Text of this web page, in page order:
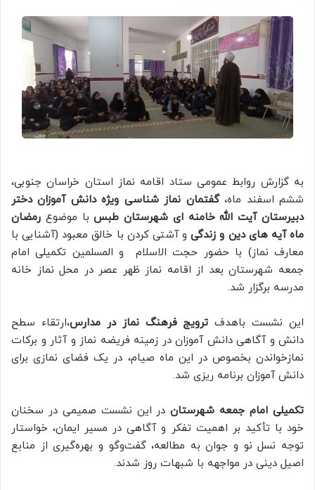
به گزارش روابط عمومی ستاد اقامه نماز استان خراسان جنوبی،
ششم اسفند ماه،گفتمان نماز شناسی ویژه دانش آموزان دختر
دبیرستان آیت الله خامنه ای شهرستان طبسبا موضوع رمضان
ماه آیه های دین و زندگیو آشتی کردن با خالق معبود (آشنایی با
معارف نماز) با حضور حجت الاسلام و المسلمین تکمیلی امام
جمعه شهرستان بعد از اقامه نماز ظهر عصر در محل نماز خانه
مدرسه برگزار شد.
این نشست باهدف ترویج فرهنگ نماز در مدارس،ارتقاء سطح
دانش و آگاهی دانش آموزان در زمینه فریضه نماز و آثار و برکات
نمازخواندن بخصوص در این ماه صیام، در یک فضای نمازی برای
دانش آموزان برنامه ریزی شد.
تکمیلی امام جمعه شهرستاندر این نشست صمیمی در سخنان
خود با تأکید بر اهمیت تفکر و آگاهی در مسیر ایمان، خواستار
توجه نسل نو و جوان به مطالعه، گفت‌وگو و بهره‌گیری از منابع
اصیل دینی در مواجهه با شبهات روز شدند.